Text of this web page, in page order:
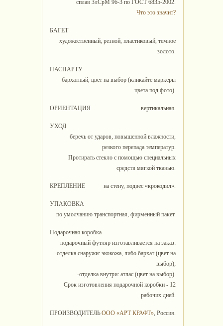
сплав ЗлСрМ 96-3 по ГОСТ 6835-2002.
Что это значит?
БАГЕТ
художественный, резной, пластиковый, темное
золото.
ПАСПАРТУ
бархатный, цвет на выбор (кликайте маркеры
цвета под фото).
ОРИЕНТАЦИЯ вертикальная.
УХОД
беречь от ударов, повышенной влажности,
резкого перепада температур.
Протирать стекло с помощью специальных
средств мягкой тканью.
КРЕПЛЕНИЕ на стену, подвес «крокодил».
УПАКОВКА
по умолчанию транспортная, фирменный пакет.
Подарочная коробка
подарочный футляр изготавливается на заказ:
-отделка снаружи: экокожа, либо бархат (цвет на
выбор);
-отделка внутри: атлас (цвет на выбор).
Срок изготовления подарочной коробки - 12
рабочих дней.
ПРОИЗВОДИТЕЛЬООО «АРТ КРАФТ», Россия.